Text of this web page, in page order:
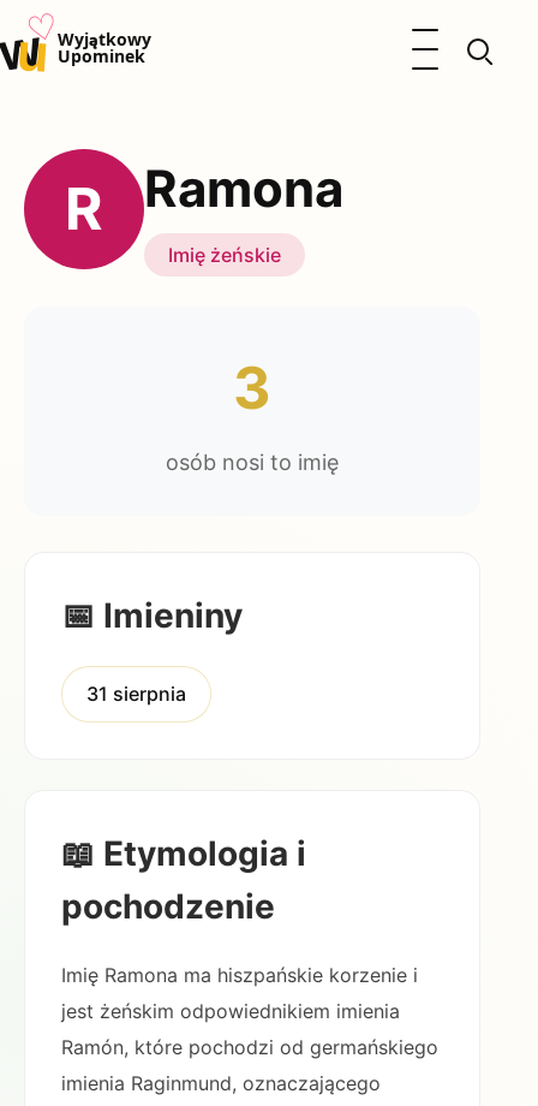
u♡Wyjątkowy
Upominek
Otwórz menu
Kalendarz Imienin
Kobieta
Okazje
Katalog prezentów
R Ramona
Imię żeńskie
3
osób nosi to imię
📅 Imieniny
31 sierpnia
📖 Etymologia i
pochodzenie
Imię Ramona ma hiszpańskie korzenie i
jest żeńskim odpowiednikiem imienia
Ramón, które pochodzi od germańskiego
imienia Raginmund, oznaczającego